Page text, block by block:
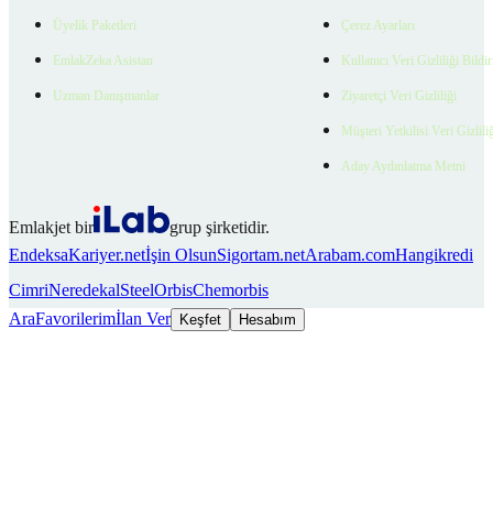
Üyelik Paketleri
EmlakZeka Asistan
Uzman Danışmanlar
Çerez Ayarları
Kullanıcı Veri Gizliliği
Ziyaretçi Veri Gizliliği
Müşteri Yetkilisi Veri
Aday Aydınlatma Metni
Emlakjet bir
grup şirketidir.
EndeksaKariyer.netİşin OlsunSigortam.netArabam.comHangikredi
CimriNeredekalSteelOrbisChemorbis
AraFavorilerimİlan Ver Keşfet Hesabım